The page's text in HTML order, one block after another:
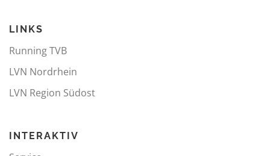
LINKS
Running TVB
LVN Nordrhein
LVN Region Südost
INTERAKTIV